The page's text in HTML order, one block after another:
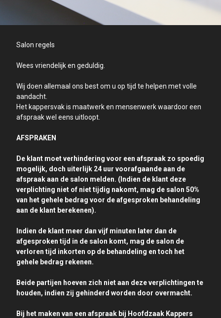
Salon regels
Wees vriendelijk en geduldig.
Wij doen allemaal ons best om u op tijd te helpen met volle
aandacht.
Het kappersvak is maatwerk en mensenwerk waardoor een
afspraak wel eens uitloopt.
AFSPRAKEN
De klant moet verhindering voor een afspraak zo spoedig
mogelijk, doch uiterlijk 24 uur voorafgaande aan de
afspraak aan de salon melden. (Indien de klant deze
verplichting niet of niet tijdig nakomt, mag de salon 50%
van het gehele bedrag voor de afgesproken behandeling
aan de klant berekenen).
Indien de klant meer dan vijf minuten later dan de
afgesproken tijd in de salon komt, mag de salon de
verloren tijd inkorten op de behandeling en toch het
gehele bedrag rekenen.
Beide partijen hoeven zich niet aan deze verplichtingen te
houden, indien zij gehinderd worden door overmacht.
Bij het maken van een afspraak bij Hoofdzaak Kappers